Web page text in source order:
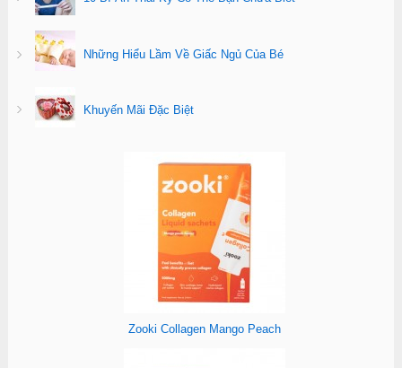
Những Hiểu Lầm Về Giấc Ngủ Của Bé
Khuyến Mãi Đặc Biệt
Zooki Collagen Mango Peach